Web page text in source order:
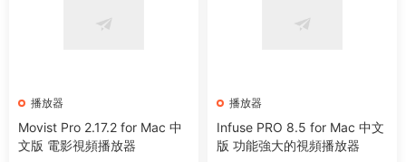
播放器
Movist Pro 2.17.2 for Mac 中
文版 電影視頻播放器
播放器
Infuse PRO 8.5 for Mac 中文
版 功能強大的視頻播放器